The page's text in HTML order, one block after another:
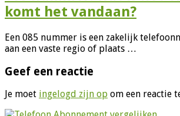
komt het vandaan?
Een 085 nummer is een zakelijk
aan een vaste regio of plaats …
Geef een reactie
Je moet ingelogd zijn op om een reactie